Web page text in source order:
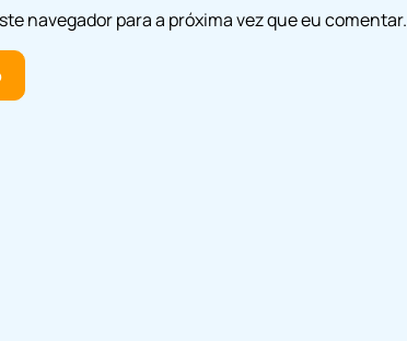
navegador para a próxima vez que eu comentar.